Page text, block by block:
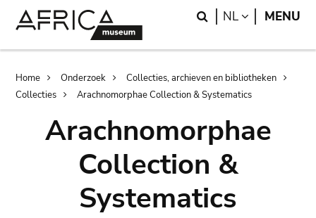
Search
NL LANGUAGE
MENU
Breadcrumb
Home Onderzoek
Collecties, archieven en bibliotheken
Collecties
Arachnomorphae Collection & Systematics
Arachnomorphae
Collection &
Systematics